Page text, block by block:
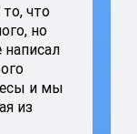
что
но
и мы
из